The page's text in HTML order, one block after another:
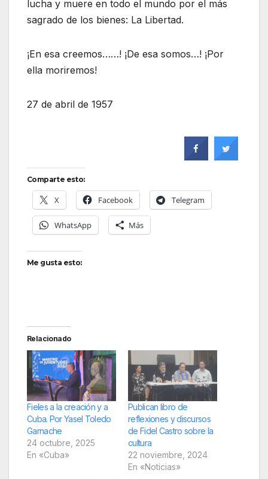
lucha y muere en todo el mundo por el más
sagrado de los bienes: La Libertad.
¡En esa creemos……! ¡De esa somos…! ¡Por
ella moriremos!
27 de abril de 1957
Comparte esto:
X Facebook Telegram
WhatsApp Más
Me gusta esto:
Relacionado
Fieles a la creación y a
Cuba. Por Yasel Toledo
Garnache
24 octubre, 2025
En «Cuba»
Publican libro de
reflexiones y discursos
de Fidel Castro sobre la
cultura
22 noviembre, 2024
En «Noticias»